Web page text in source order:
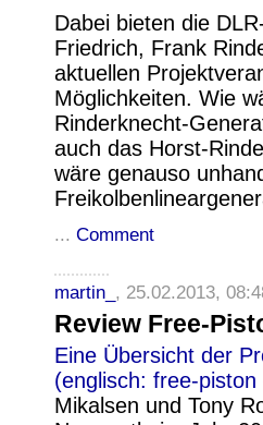
Dabei bieten die
Friedrich, Frank
aktuellen
Möglichkeiten. Wie
Rinderknecht-
auch das Horst-
wäre genauso
... Comment
martin_ , 25.02.2013,
Review Free-
Eine Übersicht der
(englisch: free-piston
Mikalsen und Tony